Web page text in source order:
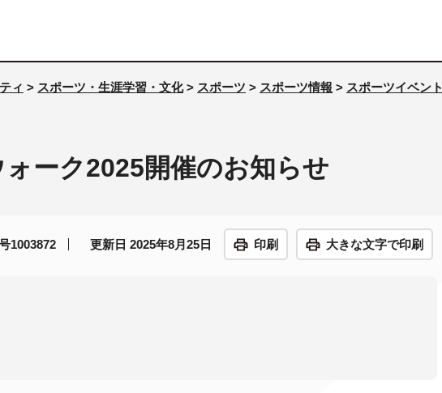
ィ > スポーツ・生涯学習・文化> スポーツ > スポーツ情報 > スポーツイベント
ーク2025開催のお知らせ
1003872 更新日 2025年8月25日 印刷 大きな文字で印刷